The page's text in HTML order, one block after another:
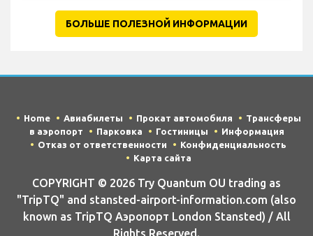
БОЛЬШЕ ПОЛЕЗНОЙ ИНФОРМАЦИИ
Home Авиабилеты Прокат автомобиля
Трансферы
в аэропорт
Парковка Гостиницы
Информация
Отказ от ответственности
Конфиденциальность
Карта сайта
COPYRIGHT © 2026 Try Quantum OU trading as
"TripTQ" and stansted-airport-information.com (also
known as TripTQ Аэропорт London Stansted) / All
Rights Reserved.